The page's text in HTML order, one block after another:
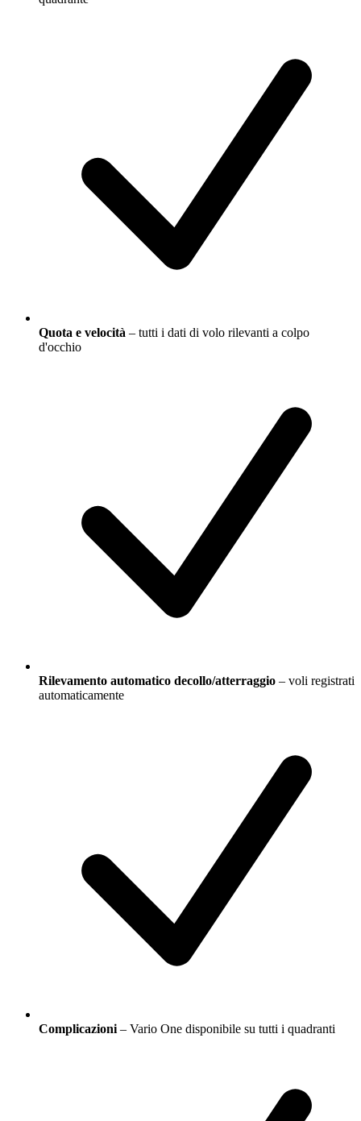
Quota e velocità – tutti i dati di volo rilevanti a colpo
d'occhio
Rilevamento automatico decollo/atterraggio – voli registrati
automaticamente
Complicazioni – Vario One disponibile su tutti i quadranti